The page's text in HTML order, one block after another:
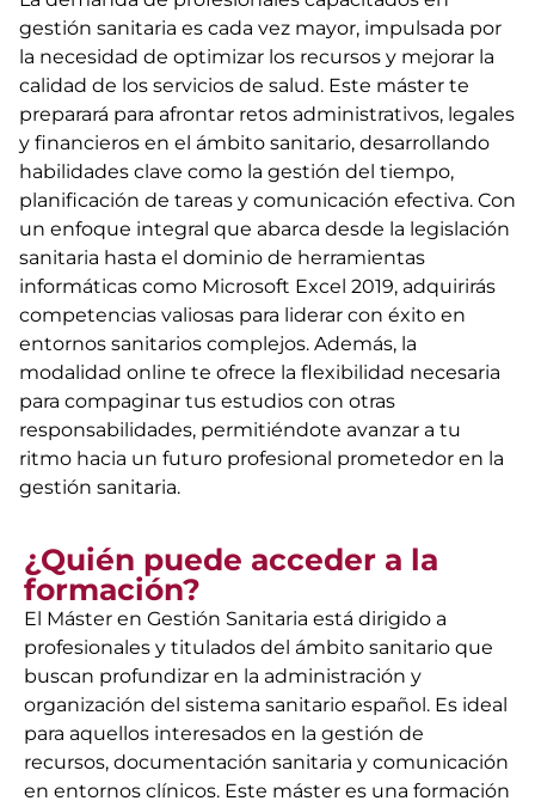
gestión sanitaria es cada vez mayor, impulsada por
la necesidad de optimizar los recursos y mejorar la
calidad de los servicios de salud. Este máster te
preparará para afrontar retos administrativos, legales
y financieros en el ámbito sanitario, desarrollando
habilidades clave como la gestión del tiempo,
planificación de tareas y comunicación efectiva. Con
un enfoque integral que abarca desde la legislación
sanitaria hasta el dominio de herramientas
informáticas como Microsoft Excel 2019, adquirirás
competencias valiosas para liderar con éxito en
entornos sanitarios complejos. Además, la
modalidad online te ofrece la flexibilidad necesaria
para compaginar tus estudios con otras
responsabilidades, permitiéndote avanzar a tu
ritmo hacia un futuro profesional prometedor en la
gestión sanitaria.
¿Quién puede acceder a la
formación?
El Máster en Gestión Sanitaria está dirigido a
profesionales y titulados del ámbito sanitario que
buscan profundizar en la administración y
organización del sistema sanitario español. Es ideal
para aquellos interesados en la gestión de
recursos, documentación sanitaria y comunicación
en entornos clínicos. Este máster es una formación